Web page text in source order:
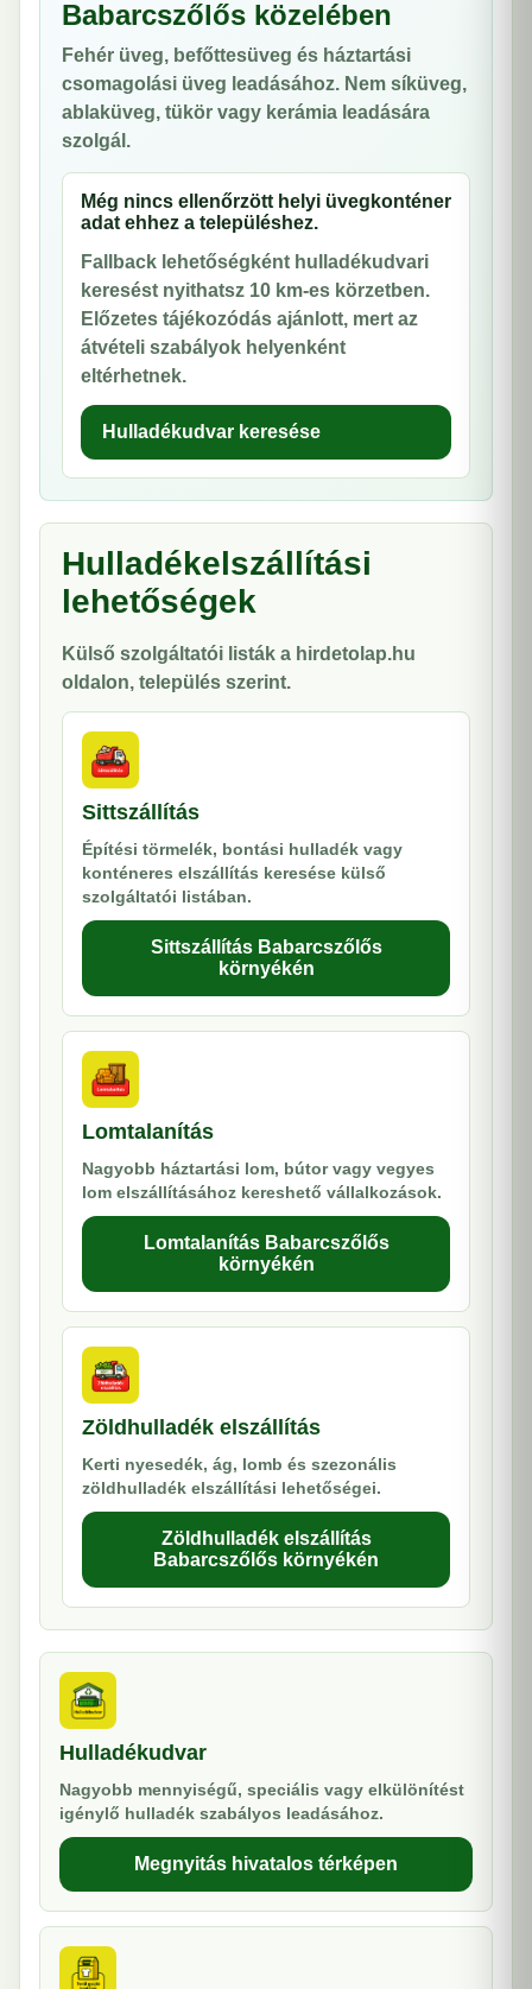
Babarcszőlős közelében
Fehér üveg, befőttesüveg és háztartási
csomagolási üveg leadásához. Nem síküveg,
ablaküveg, tükör vagy kerámia leadására
szolgál.
Még nincs ellenőrzött helyi üvegkonténer
adat ehhez a településhez.
Fallback lehetőségként hulladékudvari
keresést nyithatsz 10 km-es körzetben.
Előzetes tájékozódás ajánlott, mert az
átvételi szabályok helyenként
eltérhetnek.
Hulladékudvar keresése
Hulladékelszállítási
lehetőségek
Külső szolgáltatói listák a hirdetolap.hu
oldalon, település szerint.
Sittszállítás
Építési törmelék, bontási hulladék vagy
konténeres elszállítás keresése külső
szolgáltatói listában.
Sittszállítás Babarcszőlős
környékén
Lomtalanítás
Nagyobb háztartási lom, bútor vagy vegyes
lom elszállításához kereshető vállalkozások.
Lomtalanítás Babarcszőlős
környékén
Zöldhulladék elszállítás
Kerti nyesedék, ág, lomb és szezonális
zöldhulladék elszállítási lehetőségei.
Zöldhulladék elszállítás
Babarcszőlős környékén
Hulladékudvar
Nagyobb mennyiségű, speciális vagy elkülönítést
igénylő hulladék szabályos leadásához.
Megnyitás hivatalos térképen